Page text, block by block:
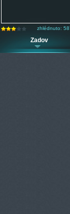
zhlédnuto:
Zadov